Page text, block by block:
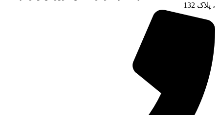
، پلاک 132